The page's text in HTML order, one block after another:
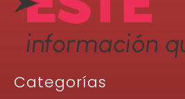
Categorías